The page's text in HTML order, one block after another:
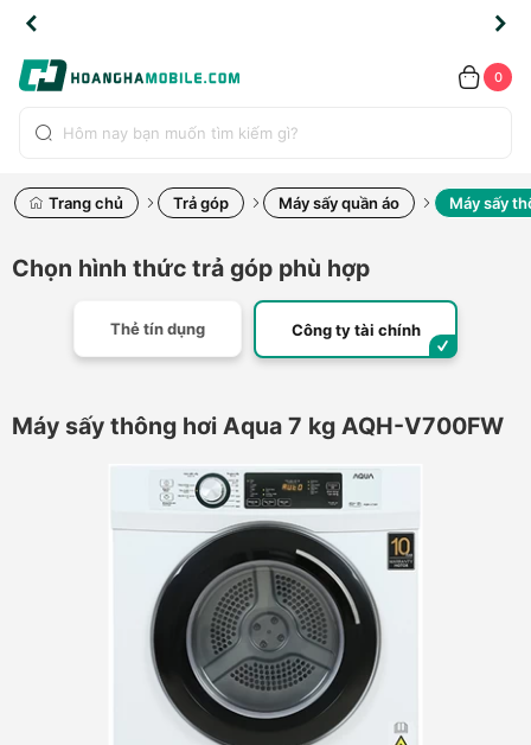
0
Trang chủ Trả góp Máy sấy quần áo Máy sấy
Chọn hình thức trả góp phù hợp
Thẻ tín dụng Công ty tài chính
Máy sấy thông hơi Aqua 7 kg AQH-V700FW